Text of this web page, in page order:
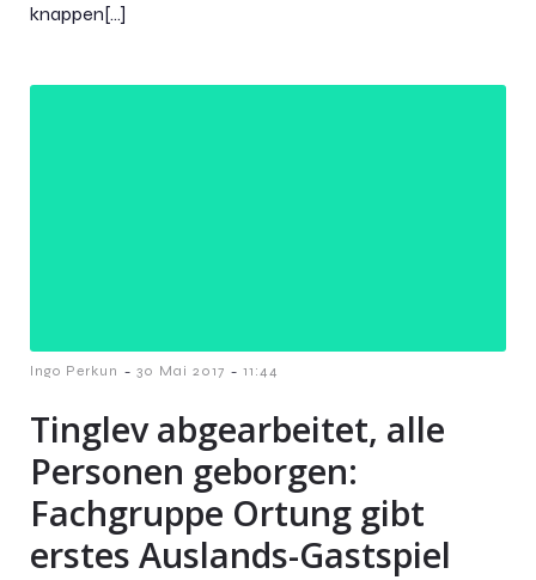
knappen[…]
Ingo Perkun - 30 Mai 2017 - 11:44
Tinglev abgearbeitet, alle
Personen geborgen:
Fachgruppe Ortung gibt
erstes Auslands-Gastspiel